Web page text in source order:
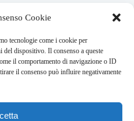
Cookie
tecnologie come i cookie per
del dispositivo. Il consenso a queste
il comportamento di navigazione o ID
il consenso può influire negativamente
le notizie più rilevanti in
37138 - VERONA (VR)